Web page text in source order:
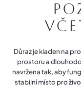
Důraz je kladen na
prostoru a
navržena tak, aby
stabilní místo pro